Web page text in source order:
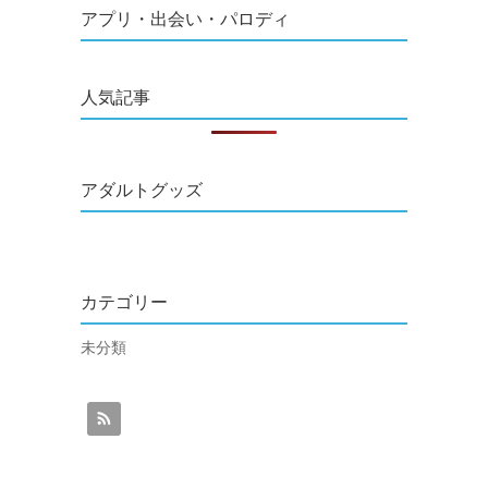
アプリ・出会い・パロディ
人気記事
アダルトグッズ
カテゴリー
未分類